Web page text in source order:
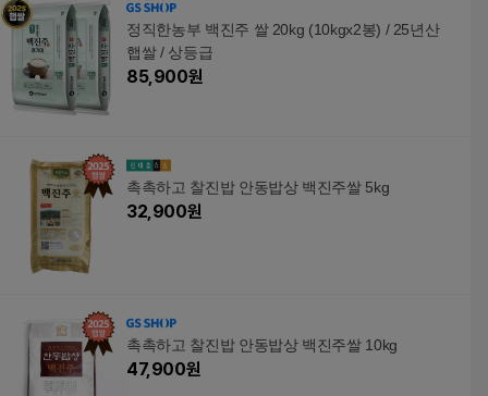
정직한농부 백진주 쌀 20kg (10kgx2봉) / 25년산
햅쌀 / 상등급
85,900원
촉촉하고 찰진밥 안동밥상 백진주쌀 5kg
32,900원
촉촉하고 찰진밥 안동밥상 백진주쌀 10kg
47,900원